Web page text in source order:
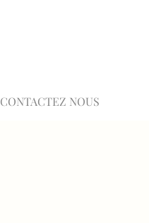
CONTACTEZ NOUS